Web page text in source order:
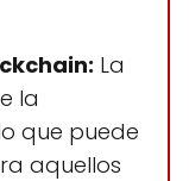
La
la
que puede
aquellos